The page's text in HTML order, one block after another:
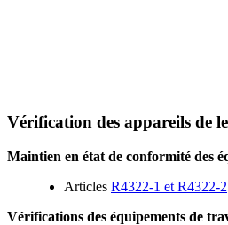
Vérification des appareils de
Maintien en état de conformité des
Articles R4322-1 et R4322-2
Vérifications des équipements de